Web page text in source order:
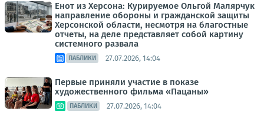
Енот из Херсона: Курируемое Ольгой Малярчук
направление обороны и гражданской защиты
Херсонской области, несмотря на благостные
отчеты, на деле представляет собой картину
системного развала
ПАБЛИКИ 27.07.2026, 14:04
Первые приняли участие в показе
художественного фильма «Пацаны»
ПАБЛИКИ 27.07.2026, 14:04